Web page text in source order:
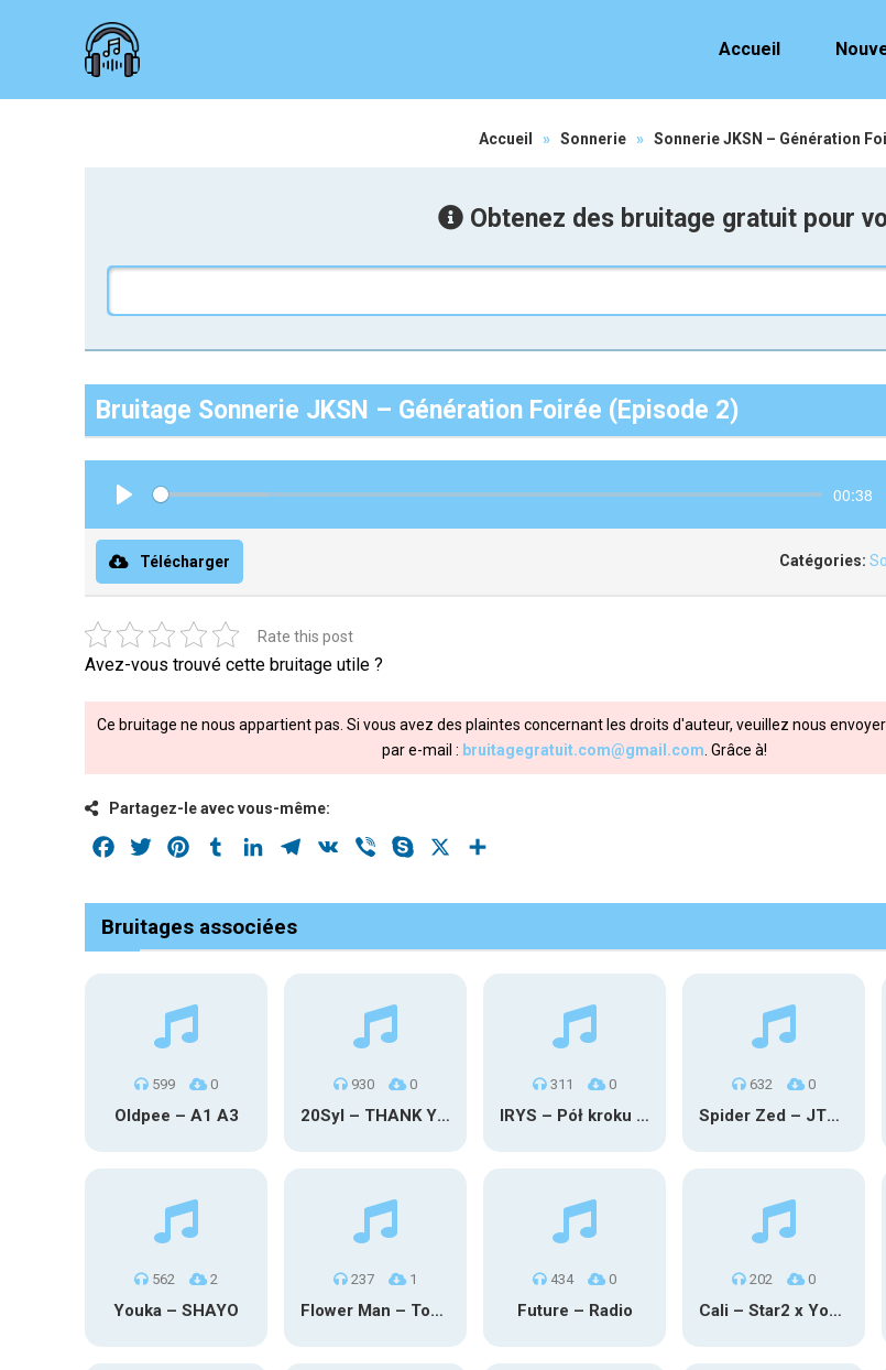
Accueil
Accueil » Sonnerie » Sonnerie JKSN – Génération
Obtenez des bruitage gratuit pour
Bruitage Sonnerie JKSN – Génération Foirée (Episode 2)
00:38
Télécharger Catégories:
Rate this post
Avez-vous trouvé cette bruitage utile ?
Ce bruitage ne nous appartient pas. Si vous avez des plaintes concernant les droits d'auteur, veuillez nous
par e-mail : bruitagegratuit.com@gmail.com . Grâce à!
Partagez-le avec vous-même:
Facebook
Twitter PinterestTumblrLinkedInTelegram
VK Viber Skype
Bruitages associées
599 0
Oldpee – A1 A3
930 0
20Syl – THANK YOU
311 0
IRYS – Pół kroku stąd
632 0
Spider Zed – JTM OU TG
562 2
Youka – SHAYO
237 1
Flower Man – Toby Fox
434 0
Future – Radio
202 0
Cali – Star2 x Young Henny